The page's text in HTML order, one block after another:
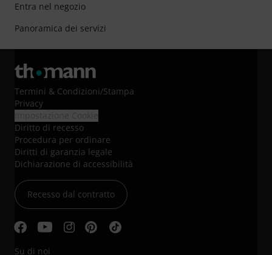
Entra nel negozio
Panoramica dei servizi
Termini & Condizioni/Stampa
Privacy
Diritto di recesso
Procedura per ordinare
Diritti di garanzia legale
Dichiarazione di accessibilità
Recesso dal contratto
Su di noi